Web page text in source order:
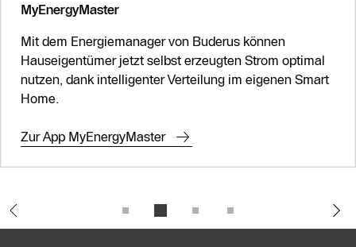
MyEnergyMaster
Mit dem Energiemanager von Buderus können
Hauseigentümer jetzt selbst erzeugten Strom optimal
nutzen, dank intelligenter Verteilung im eigenen Smart
Home.
Zur App MyEnergyMaster